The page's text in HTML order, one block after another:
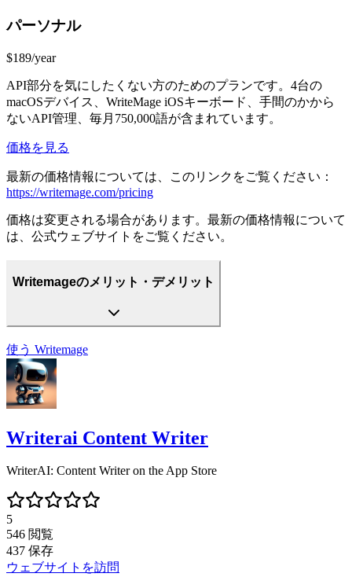
パーソナル
$189/year
API部分を気にしたくない方のためのプランです。4台の
macOSデバイス、WriteMage iOSキーボード、手間のかから
ないAPI管理、毎月750,000語が含まれています。
価格を見る
最新の価格情報については、このリンクをご覧ください：
https://writemage.com/pricing
価格は変更される場合があります。最新の価格情報について
は、公式ウェブサイトをご覧ください。
Writemageのメリット・デメリット
使う Writemage
Writerai Content Writer
WriterAI: Content Writer on the App Store
5
546 閲覧
437 保存
ウェブサイトを訪問